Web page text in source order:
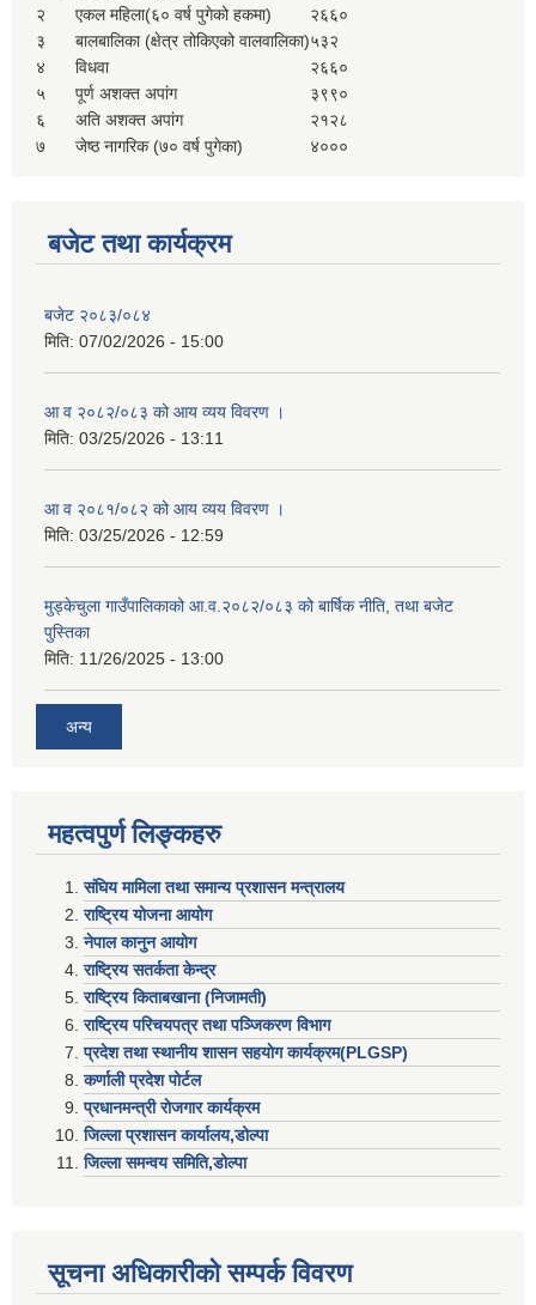
२
एकल महिला(६० वर्ष पुगेको हकमा)
२६६०
३
बालबालिका (क्षेत्र तोकिएको वालवालिका)५३२
४
विधवा
२६६०
५
पूर्ण अशक्त अपांग
३९९०
६
अति अशक्त अपांग
२१२८
७
जेष्ठ नागरिक (७० वर्ष पुगेका) ४०००
बजेट तथा कार्यक्रम
बजेट २०८३/०८४
मिति: 07/02/2026 - 15:00
आ व २०८२/०८३ को आय व्यय विवरण ।
मिति: 03/25/2026 - 13:11
आ व २०८१/०८२ को आय व्यय विवरण ।
मिति: 03/25/2026 - 12:59
मुड्केचुला गाउँपालिकाको आ.व.२०८२/०८३ को बार्षिक नीति, तथा बजेट
पुस्तिका
मिति: 11/26/2025 - 13:00
अन्य
महत्वपुर्ण लिङ्कहरु
संघिय मामिला तथा समान्य प्रशासन मन्त्रालय
राष्ट्रिय योजना आयोग
नेपाल कानुन आयोग
राष्ट्रिय सतर्कता केन्द्र
राष्ट्रिय किताबखाना (निजामती)
राष्ट्रिय परिचयपत्र तथा पञ्जिकरण विभाग
प्रदेश तथा स्थानीय शासन सहयाेग कार्यक्रम(PLGSP)
कर्णाली प्रदेश पोर्टल
प्रधानमन्त्री राेजगार कार्यक्रम
जिल्ला प्रशासन कार्यालय,डोल्पा
जिल्ला समन्वय समिति,डोल्प
सूचना अधिकारीकाे सम्पर्क विवरण